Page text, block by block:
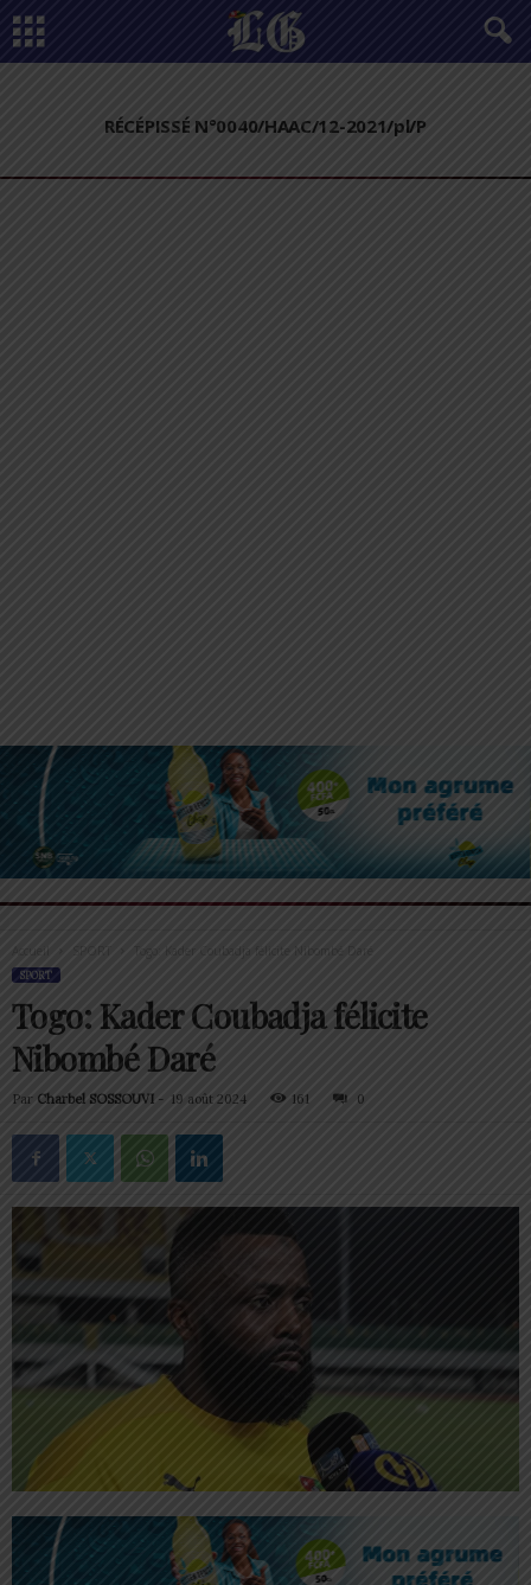
RÉCÉPISSÉ N°0040/HAAC/12-2021/pl/P
Accueil Togo: Kader Coubadja félicite Nibombé Daré
SPORT
Togo: Kader Coubadja félicite
Nibombé Daré
Par Charbel SOSSOUVI - 19 août 2024 161 0